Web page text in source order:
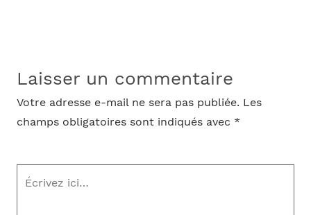
Laisser un commentaire
Votre adresse e-mail ne sera pas publiée. Les
champs obligatoires sont indiqués avec *
Écrivez